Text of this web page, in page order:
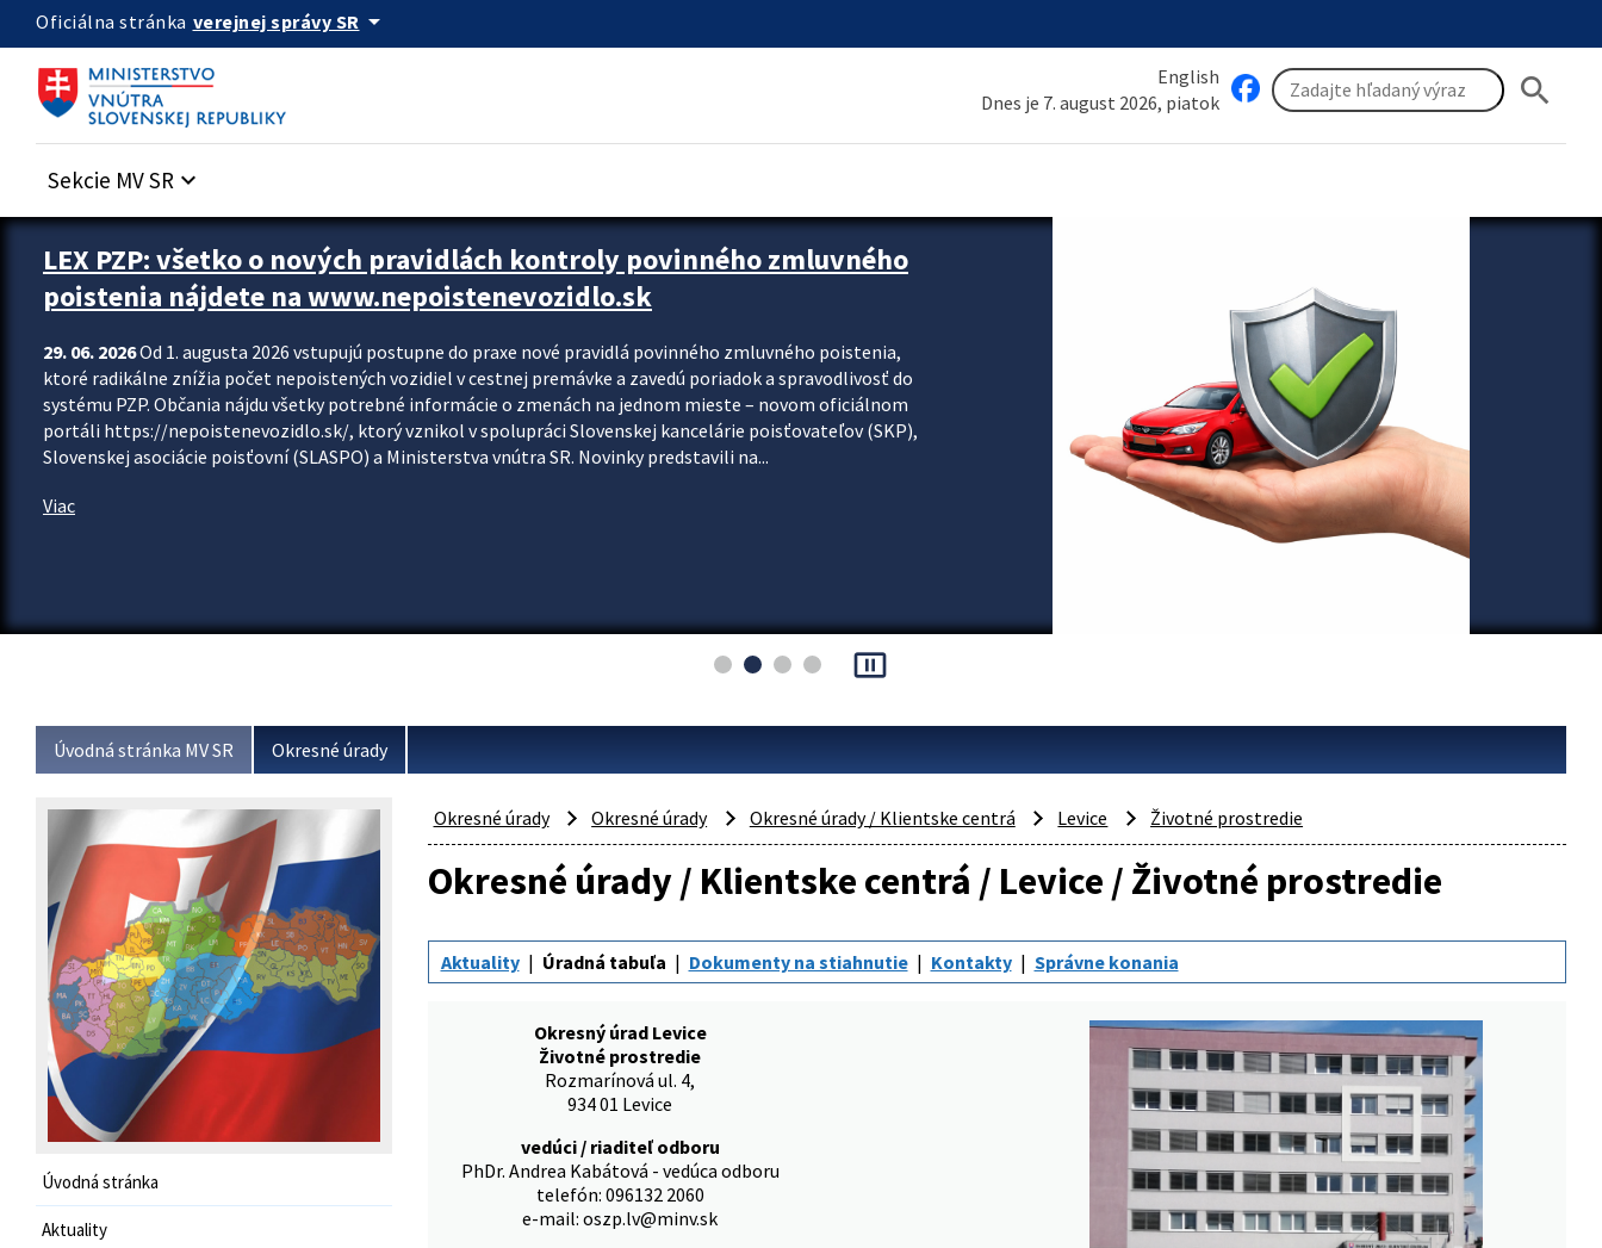
Preskocit na hlavný obsah
Oficiálna stránka verejnej správy SR arrow_drop_down
English
Dnes je 7. august 2026, piatok
search
Sekcie MV SR keyboard_arrow_down
Zastavit automatický posun upútavok
LEX PZP: všetko o nových pravidlách kontroly povinného zmluvného
poistenia nájdete na www.nepoistenevozidlo.sk
29. 06. 2026Od 1. augusta 2026 vstupujú postupne do praxe nové pravidlá povinného zmluvného poistenia,
ktoré radikálne znížia počet nepoistených vozidiel v cestnej premávke a zavedú poriadok a spravodlivosť do
systému PZP. Občania nájdu všetky potrebné informácie o zmenách na jednom mieste – novom oficiálnom
portáli https://nepoistenevozidlo.sk/, ktorý vznikol v spolupráci Slovenskej kancelárie poisťovateľov (SKP),
Slovenskej asociácie poisťovní (SLASPO) a Ministerstva vnútra SR. Novinky predstavili na...
Viac
pause_presentation
Úvodná stránka MV SR Okresné úrady
Úvodná stránka
Aktuality
Okresné úrady Okresné úrady Okresné úrady / Klientske centrá Levice Životné prostredie
Okresné úrady / Klientske centrá / Levice / Životné prostredie
Aktuality Úradná tabuľa Dokumenty na stiahnutie Kontakty Správne konania
Okresný úrad Levice
Životné prostredie
Rozmarínová ul. 4,
934 01 Levice
vedúci / riaditeľ odboru
PhDr. Andrea Kabátová - vedúca odboru
telefón: 096132 2060
e-mail: oszp.lv@minv.sk